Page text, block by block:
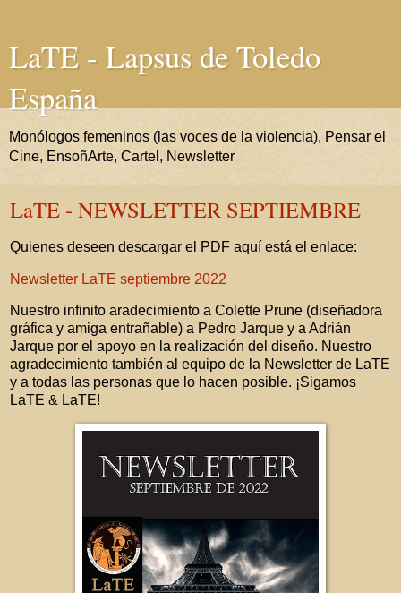
LaTE - Lapsus de Toledo
España
Monólogos femeninos (las voces de la violencia), Pensar el
Cine, EnsoñArte, Cartel, Newsletter
LaTE - NEWSLETTER SEPTIEMBRE
Quienes deseen descargar el PDF aquí está el enlace:
Newsletter LaTE septiembre 2022
Nuestro infinito aradecimiento a Colette Prune (diseñadora
gráfica y amiga entrañable) a Pedro Jarque y a Adrián
Jarque por el apoyo en la realización del diseño. Nuestro
agradecimiento también al equipo de la Newsletter de LaTE
y a todas las personas que lo hacen posible. ¡Sigamos
LaTE & LaTE!